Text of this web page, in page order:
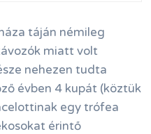
táján némileg
miatt volt
nehezen tudta
évben 4 kupát (köztük
egy trófea
érintő